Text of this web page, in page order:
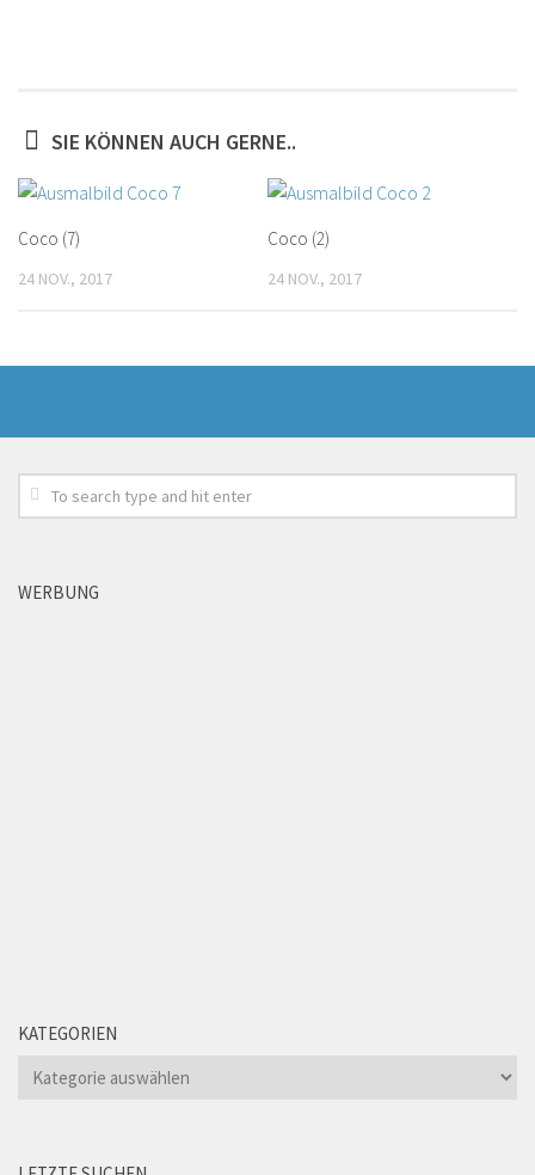
SIE KÖNNEN AUCH GERNE..
Coco (7)
24 NOV., 2017
Coco (2)
24 NOV., 2017
WERBUNG
KATEGORIEN
Kategorien